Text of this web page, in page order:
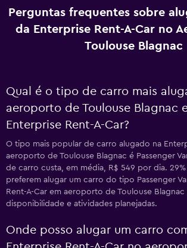
Perguntas frequentes sobre
da Enterprise Rent-A-Car no
Toulouse Blagnac
Qual é o tipo de carro mais
aeroporto de Toulouse Blagnac
Enterprise Rent-A-Car?
O tipo mais popular de carro alugado na
aeroporto de Toulouse Blagnac é Passenger
de carro custa, em média, R$ 549 por dia.
preferem alugar um carro do tipo Passenger
Rent-A-Car em aeroporto de Toulouse
disponibilidade e atividades planejadas.
Onde posso alugar um carro